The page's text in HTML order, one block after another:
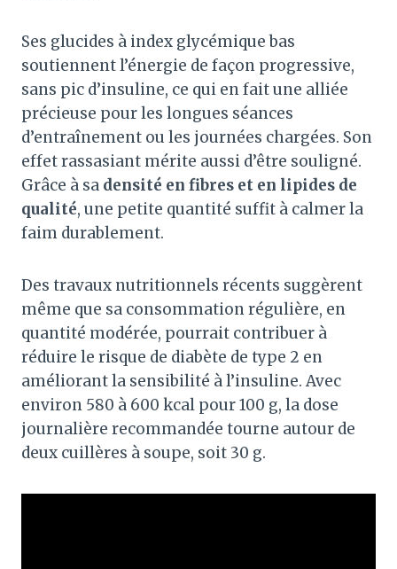
Ses glucides à index glycémique bas
soutiennent l’énergie de façon progressive,
sans pic d’insuline, ce qui en fait une alliée
précieuse pour les longues séances
d’entraînement ou les journées chargées. Son
effet rassasiant mérite aussi d’être souligné.
Grâce à sa densité en fibres et en lipides de
qualité, une petite quantité suffit à calmer la
faim durablement.
Des travaux nutritionnels récents suggèrent
même que sa consommation régulière, en
quantité modérée, pourrait contribuer à
réduire le risque de diabète de type 2 en
améliorant la sensibilité à l’insuline. Avec
environ 580 à 600 kcal pour 100 g, la dose
journalière recommandée tourne autour de
deux cuillères à soupe, soit 30 g.